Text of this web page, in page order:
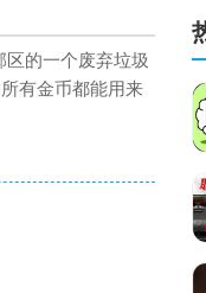
的一个废弃垃圾
有金币都能用来